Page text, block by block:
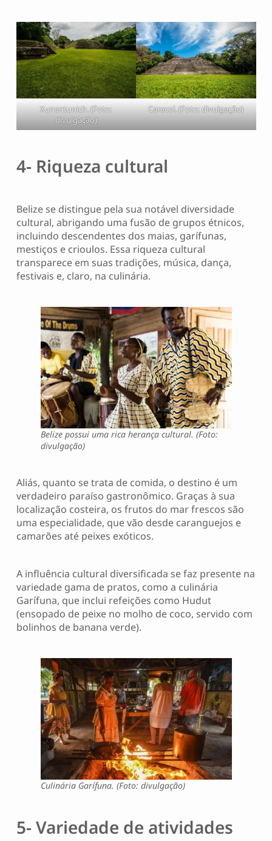
Xunantunich. (Foto:
divulgação)
Caracol. (Foto: divulgação)
4- Riqueza cultural
Belize se distingue pela sua notável diversidade
cultural, abrigando uma fusão de grupos étnicos,
incluindo descendentes dos maias, garífunas,
mestiços e crioulos. Essa riqueza cultural
transparece em suas tradições, música, dança,
festivais e, claro, na culinária.
Belize possui uma rica herança cultural. (Foto:
divulgação)
Aliás, quanto se trata de comida, o destino é um
verdadeiro paraíso gastronômico. Graças à sua
localização costeira, os frutos do mar frescos são
uma especialidade, que vão desde caranguejos e
camarões até peixes exóticos.
A influência cultural diversificada se faz presente na
variedade gama de pratos, como a culinária
Garífuna, que inclui refeições como Hudut
(ensopado de peixe no molho de coco, servido com
bolinhos de banana verde).
Culinária Garífuna. (Foto: divulgação)
5- Variedade de atividades